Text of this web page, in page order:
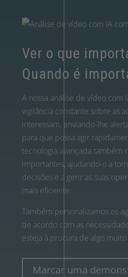
Ver o que
Quando é
A nossa análise de vídeo com
vigilância constante sobre as
interessam, enviando-lhe
para que possa agir
tecnologia avançada também
importantes, ajudando-o a
decisões e a gerir as suas
mais eficiente.
Também personalizamos os
de acordo com as
esteja à procura de algo
Marcar uma